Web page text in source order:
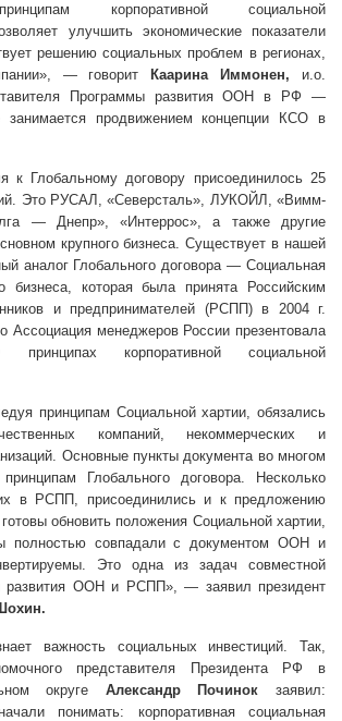
корпоративной социальной
улучшить экономические показатели
решению социальных проблем в регионах,
— говорит
Каарина Иммонен, и.о.
Программы развития ООН в РФ —
занимается продвижением концепции КСО в
к Глобальному договору присоединилось 25
Это РУСАЛ, «Северсталь», ЛУКОЙЛ, «Вимм-
— Днепр», «Интеррос», а также другие
крупного бизнеса. Существует в нашей
аналог Глобального договора — Социальная
бизнеса, которая была принята Российским
и предпринимателей (РСПП) в 2004 г.
Ассоциация менеджеров России презентовала
корпоративной социальной
принципам Социальной хартии, обязались
компаний, некоммерческих и
Основные пункты документа во многом
Глобального договора. Несколько
в РСПП, присоединились и к предложению
обновить положения Социальной хартии,
полностью совпадали с документом ООН и
Это одна из задач совместной
развития ООН и РСПП», — заявил президент
важность социальных инвестиций. Так,
представителя Президента РФ в
округе Александр Починок заявил:
понимать: корпоративная социальная